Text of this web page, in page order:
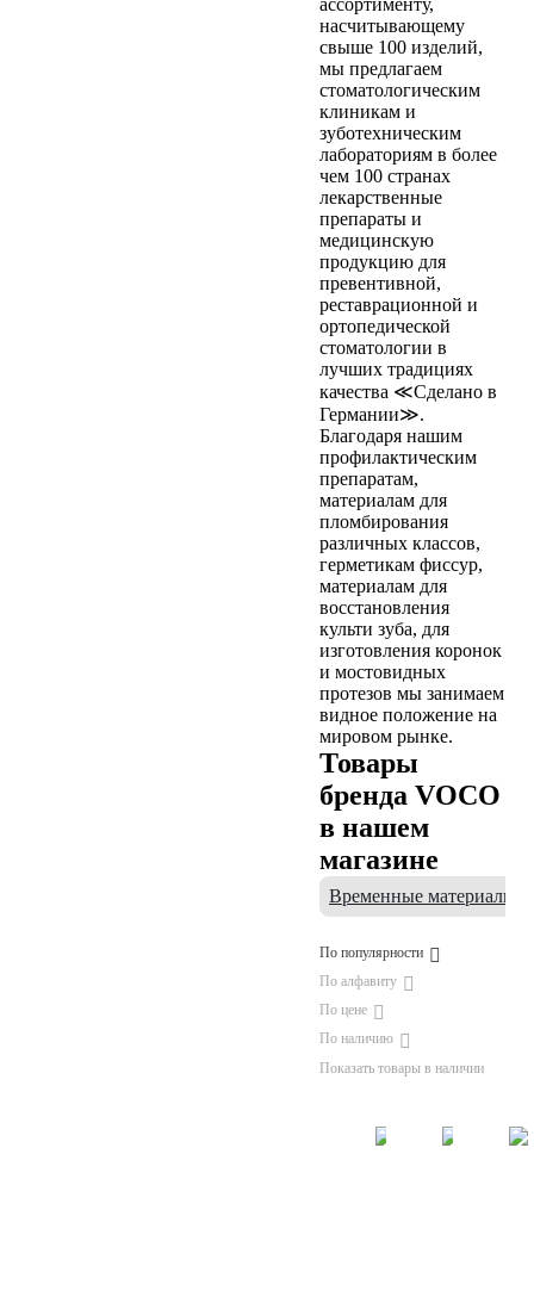
ассортименту,
насчитывающему
свыше 100 изделий,
мы предлагаем
стоматологическим
клиникам и
зуботехническим
лабораториям в более
чем 100 странах
лекарственные
препараты и
медицинскую
продукцию для
превентивной,
реставрационной и
ортопедической
стоматологии в
лучших традициях
качества ≪Сделано в
Германии≫.
Благодаря нашим
профилактическим
препаратам,
материалам для
пломбирования
различных классов,
герметикам фиссур,
материалам для
восстановления
культи зуба, для
изготовления коронок
и мостовидных
протезов мы занимаем
видное положение на
мировом рынке.
Товары
бренда VOCO
в нашем
магазине
Временные материалы
По популярности
По алфавиту
По цене
По наличию
Показать товары в наличии